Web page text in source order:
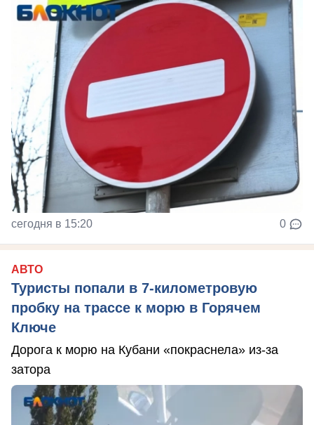
сегодня в 15:20 0
АВТО
Туристы попали в 7-километровую
пробку на трассе к морю в Горячем
Ключе
Дорога к морю на Кубани «покраснела» из-за
затора